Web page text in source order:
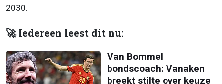
2030.
🚀 Iedereen leest dit nu:
Van Bommel
bondscoach: Vanaken
breekt stilte over keuze